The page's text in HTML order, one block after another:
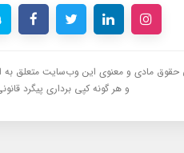
حقوق مادی و معنوی این وب‌سایت متعلق به
و هر گونه کپی برداری پیگرد